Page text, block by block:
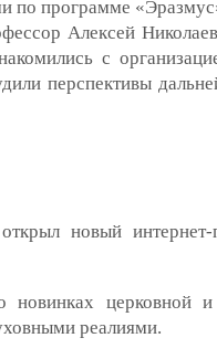
по программе
Алексей
с
перспективы
новый интернет-
церковной и
реалиями.